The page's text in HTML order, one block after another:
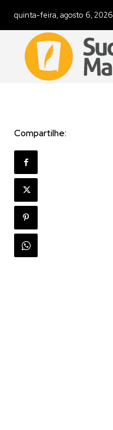
quinta-feira, agosto 6, 2026
Compartilhe: